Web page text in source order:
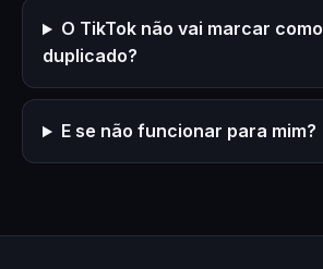
O TikTok não vai marcar como
duplicado?
E se não funcionar para mim?